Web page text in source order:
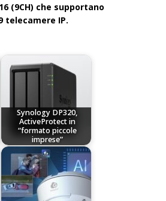
(9CH) che supportano
telecamere IP.
Synology DP320,
ActiveProtect in
“formato piccole
imprese”